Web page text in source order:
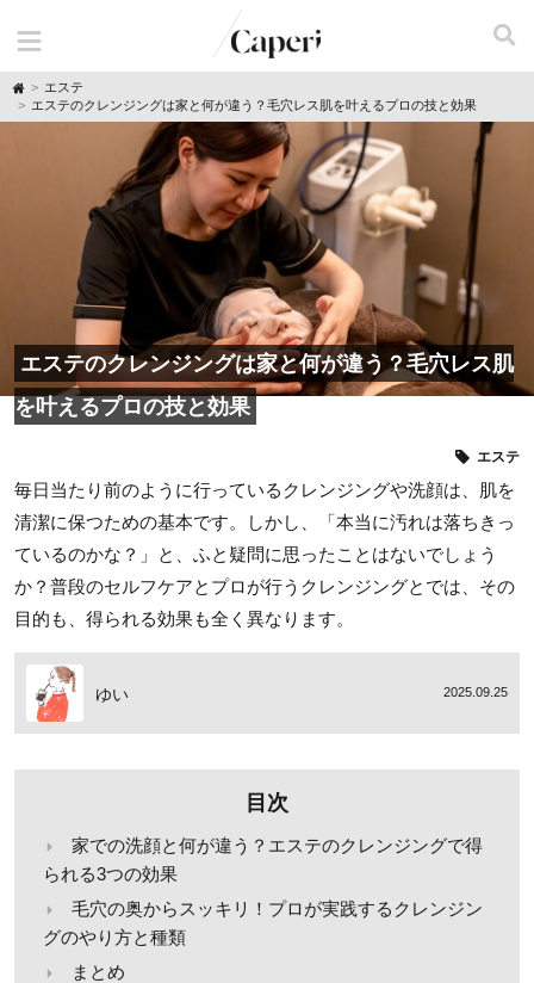
H
o
m
エステ
エステのクレンジングは家と何が違う？毛穴レス肌を叶えるプロの技と効果
エステのクレンジングは家と何が違う？毛穴レス肌
を叶えるプロの技と効果
エステ
毎日当たり前のように行っているクレンジングや洗顔は、肌を
清潔に保つための基本です。しかし、「本当に汚れは落ちきっ
ているのかな？」と、ふと疑問に思ったことはないでしょう
か？普段のセルフケアとプロが行うクレンジングとでは、その
目的も、得られる効果も全く異なります。
ゆい 2025.09.25
目次
家での洗顔と何が違う？エステのクレンジングで得
られる3つの効果
毛穴の奥からスッキリ！プロが実践するクレンジン
グのやり方と種類
まとめ